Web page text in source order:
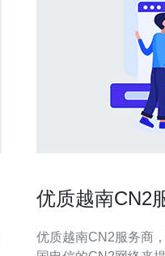
优质越南CN2
优质越南CN2服务商，满足您的需